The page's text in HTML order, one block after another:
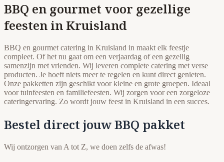
BBQ en gourmet voor gezellige
feesten in Kruisland
BBQ en gourmet catering in Kruisland in maakt elk feestje
compleet. Of het nu gaat om een verjaardag of een gezellig
samenzijn met vrienden. Wij leveren complete catering met verse
producten. Je hoeft niets meer te regelen en kunt direct genieten.
Onze pakketten zijn geschikt voor kleine en grote groepen. Ideaal
voor tuinfeesten en familiefeesten. Wij zorgen voor een zorgeloze
cateringervaring. Zo wordt jouw feest in Kruisland in een succes.
Bestel direct jouw BBQ pakket
Wij ontzorgen van A tot Z, we doen zelfs de afwas!